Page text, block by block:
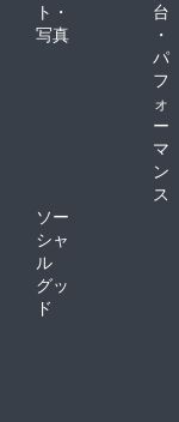
ト・
写真
台
・
パ
フ
ォ
ー
マ
ン
ス
ソー
シャ
ル
グッ
ド